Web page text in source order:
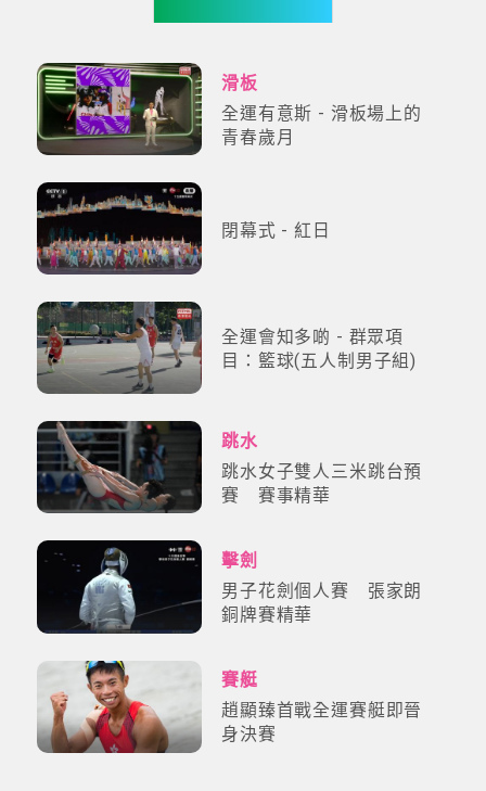
滑板
全運有意斯 - 滑板場上的
青春歲月
閉幕式 - 紅日
全運會知多啲 - 群眾項
目：籃球(五人制男子組)
跳水
跳水女子雙人三米跳台預
賽 賽事精華
擊劍
男子花劍個人賽 張家朗
銅牌賽精華
賽艇
趙顯臻首戰全運賽艇即晉
身決賽